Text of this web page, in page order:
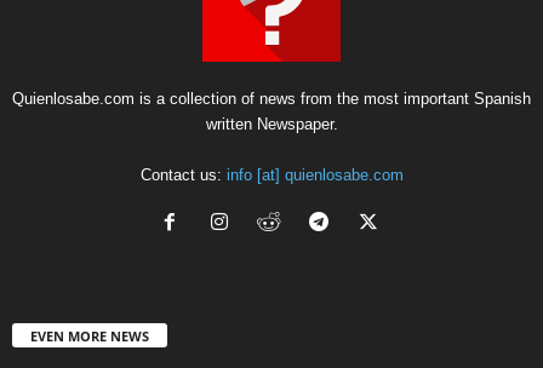
Quienlosabe.com is a collection of news from the most important Spanish
written Newspaper.
Contact us: info [at] quienlosabe.com
EVEN MORE NEWS